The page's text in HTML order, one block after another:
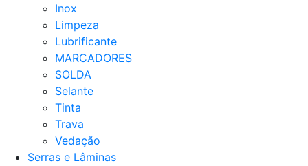
Inox
Limpeza
Lubrificante
MARCADORES
SOLDA
Selante
Tinta
Trava
Vedação
Serras e Lâminas